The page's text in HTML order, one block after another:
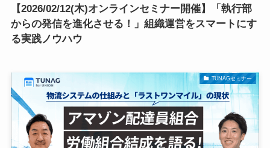
【2026/02/12(木)オンラインセミナー開催】「執行部
からの発信を進化させる！」組織運営をスマートにす
る実践ノウハウ
TUNAGセミナー